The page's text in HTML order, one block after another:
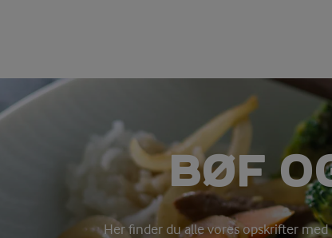
BØF
Her finder du alle vores opskrifter